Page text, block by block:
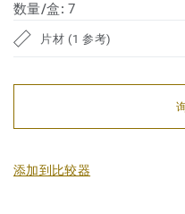
数量/盒:7
片材 (1 参考)
添加到比较器